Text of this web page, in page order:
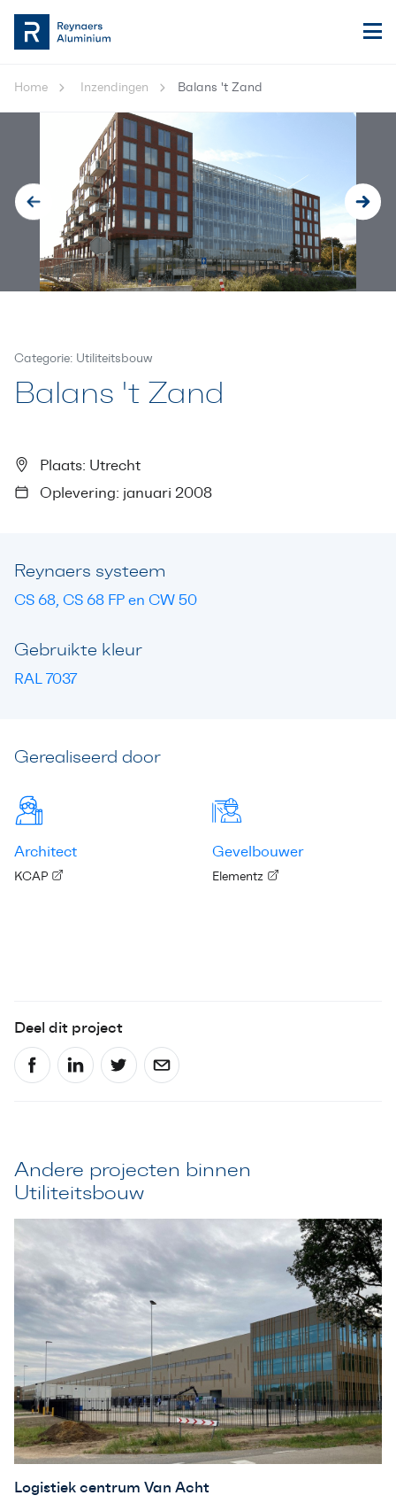
Home Inzendingen Balans 't Zand
Categorie: Utiliteitsbouw
Balans 't Zand
Plaats: Utrecht
Oplevering: januari 2008
Reynaers systeem
CS 68, CS 68 FP en CW 50
Gebruikte kleur
RAL 7037
Gerealiseerd door
Architect
KCAP
Gevelbouwer
Elementz
Deel dit project
Andere projecten binnen
Utiliteitsbouw
Logistiek centrum Van Acht